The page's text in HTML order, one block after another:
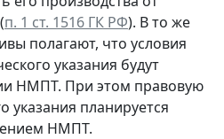
п. 1 ст. 1516 ГК РФ). В то же
полагают, что условия
указания будут
НМПТ. При этом правовую
указания планируется
НМПТ.